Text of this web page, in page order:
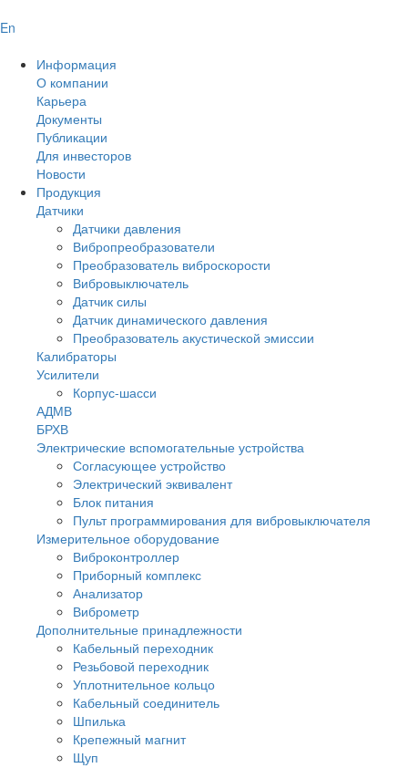
En
Информация
О компании
Карьера
Документы
Публикации
Для инвесторов
Новости
Продукция
Датчики
Датчики давления
Вибропреобразователи
Преобразователь виброскорости
Вибровыключатель
Датчик силы
Датчик динамического давления
Преобразователь акустической эмиссии
Калибраторы
Усилители
Корпус-шасси
АДМВ
БРХВ
Электрические вспомогательные устройства
Согласующее устройство
Электрический эквивалент
Блок питания
Пульт программирования для вибровыключателя
Измерительное оборудование
Виброконтроллер
Приборный комплекс
Анализатор
Виброметр
Дополнительные принадлежности
Кабельный переходник
Резьбовой переходник
Уплотнительное кольцо
Кабельный соединитель
Шпилька
Крепежный магнит
Щуп